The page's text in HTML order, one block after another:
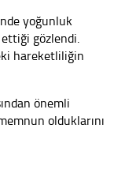
yoğunluk
gözlendi.
hareketliliğin
önemli
olduklarını